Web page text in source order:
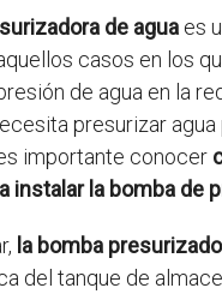
de agua es
casos en los
de agua en la
presurizar agua
importante conocer
instalar la bomba de
la bomba
del tanque de